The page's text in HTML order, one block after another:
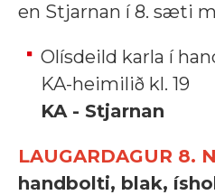
en Stjarnan í 8. sæti
Olísdeild karla í
KA-heimilið kl. 19
KA - Stjarnan
LAUGARDAGUR 8.
handbolti, blak,